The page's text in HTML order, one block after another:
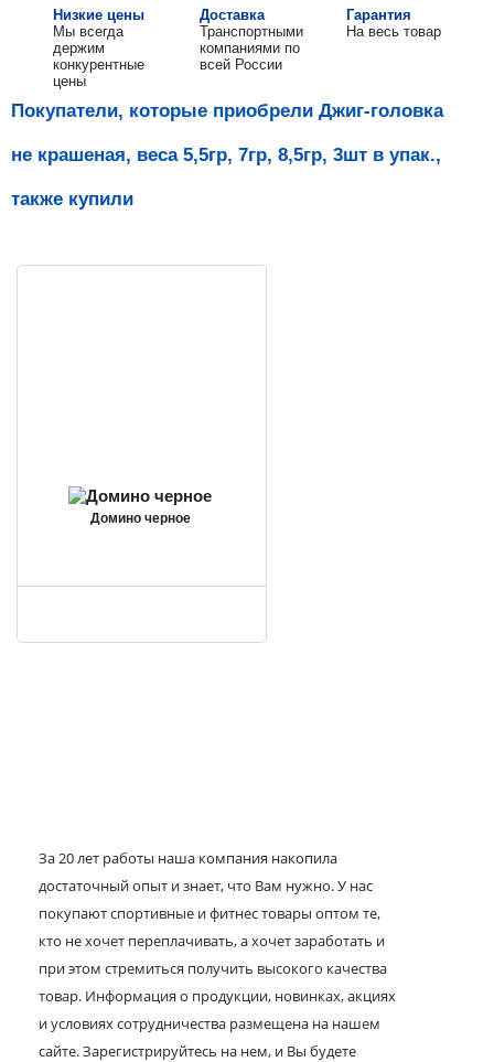
Низкие цены
Мы всегда
держим
конкурентные
цены
Доставка
Транспортными
компаниями по
всей России
Гарантия
На весь товар
Покупатели, которые приобрели Джиг-головка
не крашеная, веса 5,5гр, 7гр, 8,5гр, 3шт в упак.,
также купили
Домино черное
За 20 лет работы наша компания накопила
достаточный опыт и знает, что Вам нужно. У нас
покупают спортивные и фитнес товары оптом те,
кто не хочет переплачивать, а хочет заработать и
при этом стремиться получить высокого качества
товар. Информация о продукции, новинках, акциях
и условиях сотрудничества размещена на нашем
сайте. Зарегистрируйтесь на нем, и Вы будете